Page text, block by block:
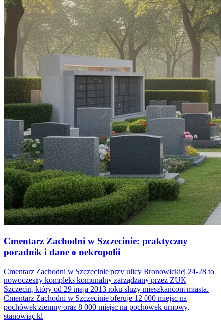
Cmentarz Zachodni w Szczecinie: praktyczny
poradnik i dane o nekropolii
Cmentarz Zachodni w Szczecinie przy ulicy Bronowickiej 24-28 to
nowoczesny kompleks komunalny zarządzany przez ZUK
Szczecin, który od 29 maja 2013 roku służy mieszkańcom miasta.
Cmentarz Zachodni w Szczecinie oferuje 12 000 miejsc na
pochówek ziemny oraz 8 000 miejsc na pochówek urnowy,
stanowiąc kl